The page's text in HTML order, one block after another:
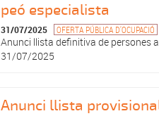
peó especialista
31/07/2025 OFERTA PÚBLICA D'OCUPACIÓ
Anunci llista definitiva de persones
31/07/2025
Anunci llista